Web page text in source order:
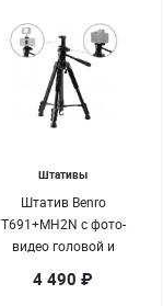
Штативы
Штатив Benro
T691+MH2N c фото-
видео головой и
смартфона
4 490 ₽